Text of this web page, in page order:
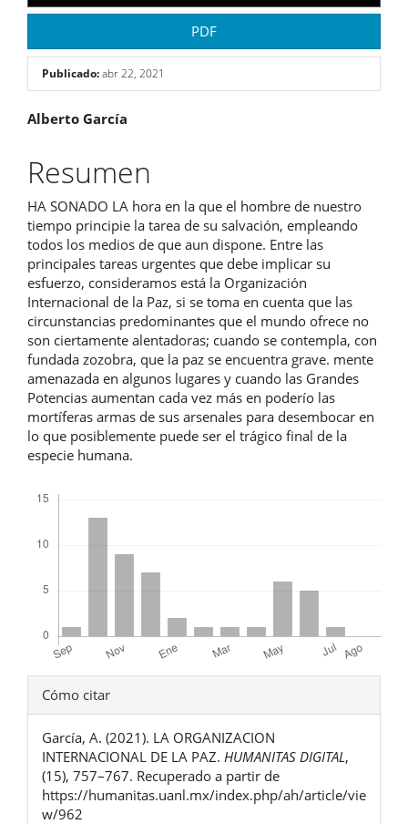
PDF
Publicado:abr 22, 2021
Contenido
principal
del
artículo
Alberto García
Resumen
HA SONADO LA hora en la que el hombre de nuestro
tiempo principie la tarea de su salvación, empleando
todos los medios de que aun dispone. Entre las
principales tareas urgentes que debe implicar su
esfuerzo, consideramos está la Organización
Internacional de la Paz, si se toma en cuenta que las
circunstancias predominantes que el mundo ofrece no
son ciertamente alentadoras; cuando se contempla, con
fundada zozobra, que la paz se encuentra grave. mente
amenazada en algunos lugares y cuando las Grandes
Potencias aumentan cada vez más en poderío las
mortíferas armas de sus arsenales para desembocar en
lo que posiblemente puede ser el trágico final de la
especie humana.
Detalles
del
artículo
Cómo citar
García, A. (2021). LA ORGANIZACION
INTERNACIONAL DE LA PAZ. HUMANITAS DIGITAL,
(15), 757–767. Recuperado a partir de
https://humanitas.uanl.mx/index.php/ah/article/vie
w/962